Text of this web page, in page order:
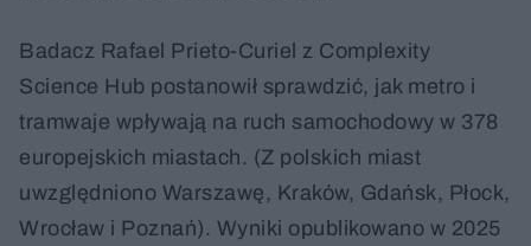
Badacz Rafael Prieto-Curiel z Complexity
Science Hub postanowił sprawdzić, jak metro i
tramwaje wpływają na ruch samochodowy w 378
europejskich miastach. (Z polskich miast
uwzględniono Warszawę, Kraków, Gdańsk, Płock,
Wrocław i Poznań). Wyniki opublikowano w 2025